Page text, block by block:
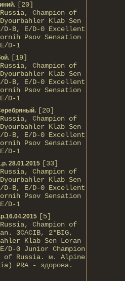
[20]
Champion of
Klab Sen
D-B, E/D-0 Excellent
Psov Sensation
D-1
[19]
Champion of
Klab Sen
D-B, E/D-0 Excellent
Psov Sensation
D-1
[20]
Champion of
Klab Sen
D-B, E/D-0 Excellent
Psov Sensation
D-1
28.01.2015 [33]
Champion of
Klab Sen
D-B, E/D-0 Excellent
Psov Sensation
D-1
[5]
Champion of
3CACIB, 2*BIG,
Klab Sen Loran
D-0 Junior Champion
of Russia. м. Alpine
PRA - здорова.